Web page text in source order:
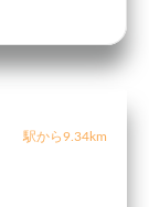
駅から9.34km